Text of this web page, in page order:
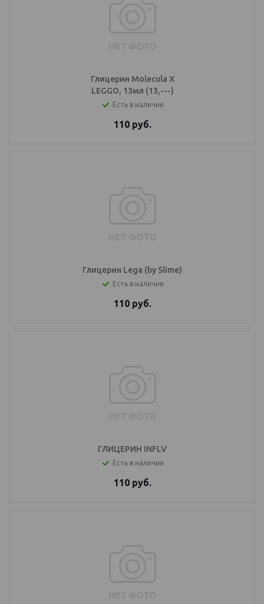
Глицерин Molecula X
LEGGO, 13мл (13,---)
Есть в наличии
110руб.
Глицерин Lega (by Slime)
Есть в наличии
110руб.
ГЛИЦЕРИН INFLV
Есть в наличии
110руб.